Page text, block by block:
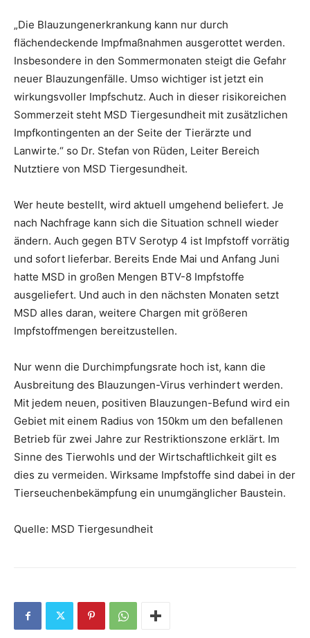
„Die Blauzungenerkrankung kann nur durch
flächendeckende Impfmaßnahmen ausgerottet werden.
Insbesondere in den Sommermonaten steigt die Gefahr
neuer Blauzungenfälle. Umso wichtiger ist jetzt ein
wirkungsvoller Impfschutz. Auch in dieser risikoreichen
Sommerzeit steht MSD Tiergesundheit mit zusätzlichen
Impfkontingenten an der Seite der Tierärzte und
Lanwirte.“ so Dr. Stefan von Rüden, Leiter Bereich
Nutztiere von MSD Tiergesundheit.
Wer heute bestellt, wird aktuell umgehend beliefert. Je
nach Nachfrage kann sich die Situation schnell wieder
ändern. Auch gegen BTV Serotyp 4 ist Impfstoff vorrätig
und sofort lieferbar. Bereits Ende Mai und Anfang Juni
hatte MSD in großen Mengen BTV-8 Impfstoffe
ausgeliefert. Und auch in den nächsten Monaten setzt
MSD alles daran, weitere Chargen mit größeren
Impfstoffmengen bereitzustellen.
Nur wenn die Durchimpfungsrate hoch ist, kann die
Ausbreitung des Blauzungen-Virus verhindert werden.
Mit jedem neuen, positiven Blauzungen-Befund wird ein
Gebiet mit einem Radius von 150km um den befallenen
Betrieb für zwei Jahre zur Restriktionszone erklärt. Im
Sinne des Tierwohls und der Wirtschaftlichkeit gilt es
dies zu vermeiden. Wirksame Impfstoffe sind dabei in der
Tierseuchenbekämpfung ein unumgänglicher Baustein.
Quelle: MSD Tiergesundheit